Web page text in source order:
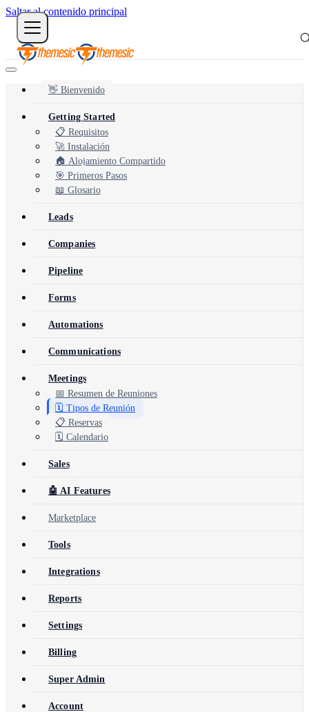
Saltar al contenido principal
👋 Bienvenido
Getting Started
📋 Requisitos
🚀 Instalación
🏠 Alojamiento Compartido
🎯 Primeros Pasos
📖 Glosario
Leads
Companies
Pipeline
Forms
Automations
Communications
Meetings
📅 Resumen de Reuniones
🗓️ Tipos de Reunión
📋 Reservas
🗓️ Calendario
Sales
🤖 AI Features
Marketplace
Tools
Integrations
Reports
Settings
Billing
Super Admin
Account